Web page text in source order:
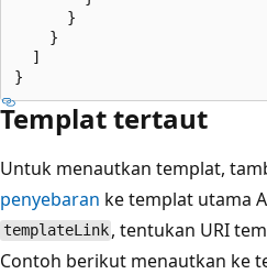
      }
    }
  ]
Templat tertaut
Untuk menautkan templat,
penyebaran ke templat utama
templateLink , tentukan URI
Contoh berikut menautkan ke